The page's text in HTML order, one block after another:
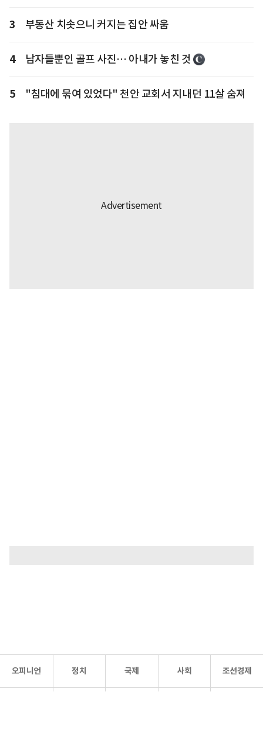
3 부동산 치솟으니 커지는 집안 싸움
4 남자들뿐인 골프 사진… 아내가 놓친 것
5 "침대에 묶여 있었다" 천안 교회서 지내던 11살 숨져
오피니언 정치 국제 사회 조선경제